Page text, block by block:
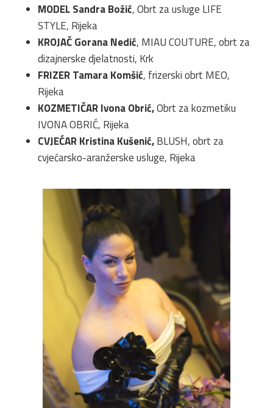
MODEL Sandra Božić, Obrt za usluge LIFE
STYLE, Rijeka
KROJAČ Gorana Nedić, MIAU COUTURE, obrt za
dizajnerske djelatnosti, Krk
FRIZER Tamara Komšić, frizerski obrt MEO,
Rijeka
KOZMETIČAR Ivona Obrić,Obrt za kozmetiku
IVONA OBRIĆ, Rijeka
CVJEĆAR Kristina Kušenić,BLUSH, obrt za
cvjećarsko-aranžerske usluge, Rijeka